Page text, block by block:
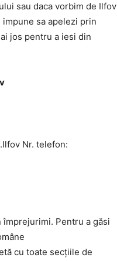
sau daca vorbim de Ilfov
sa apelezi prin
jos pentru a iesi din
Nr. telefon:
Pentru a găsi
cu toate secțiile de